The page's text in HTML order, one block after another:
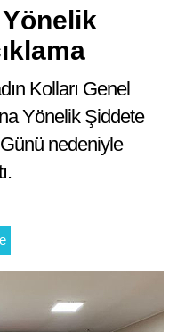
Yönelik
Kolları Genel
Yönelik Şiddete
nedeniyle